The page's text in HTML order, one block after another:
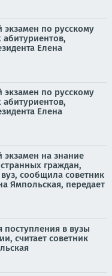
экзамен по русскому
Елена
экзамен по русскому
Елена
экзамен на знание
граждан,
сообщила советник
Ямпольская, передает
в вузы
считает советник